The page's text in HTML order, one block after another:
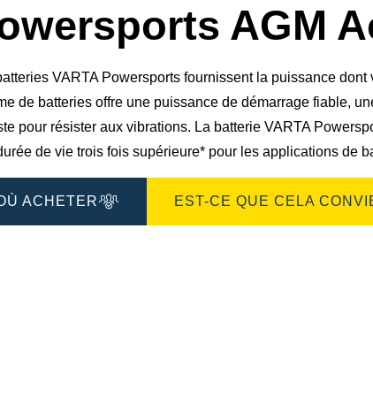
de
dialogue
AGM
VARTA Powersports fournissent la puissance
de batteries offre une puissance de démarrage fiable,
pour résister aux vibrations. La batterie VARTA
de vie trois fois supérieure* pour les applications de
ACHETER EST-CE QUE CELA